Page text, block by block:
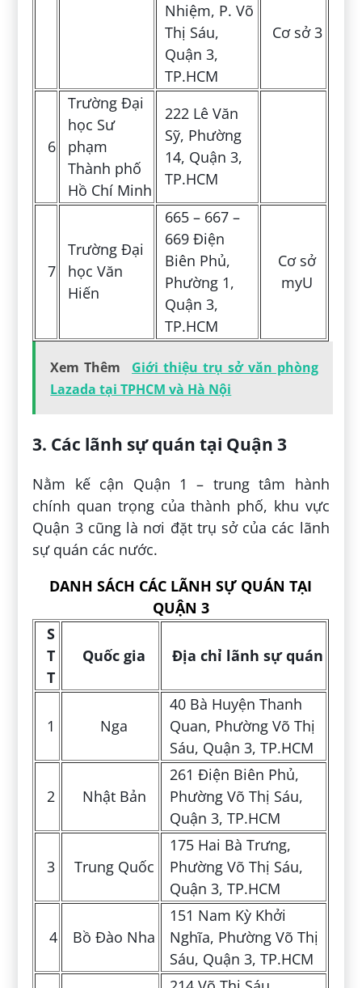
Nhiệm, P. Võ
Thị Sáu,
Quận 3,
TP.HCM
Cơ sở 3
6
Trường Đại
học Sư
phạm
Thành phố
Hồ Chí Minh
222 Lê Văn
Sỹ, Phường
14, Quận 3,
TP.HCM
7
Trường Đại
học Văn
Hiến
665 – 667 –
669 Điện
Biên Phủ,
Phường 1,
Quận 3,
TP.HCM
Cơ sở
myU
Xem Thêm
Giới thiệu trụ sở văn phòng
Lazada tại TPHCM và Hà Nội
3. Các lãnh sự quán tại Quận 3
Nằm kế cận Quận 1 – trung tâm hành
chính quan trọng của thành phố, khu vực
Quận 3 cũng là nơi đặt trụ sở của các lãnh
sự quán các nước.
DANH SÁCH CÁC LÃNH SỰ QUÁN TẠI
QUẬN 3
S
T
T
Quốc gia Địa chỉ lãnh sự quán
1 Nga
40 Bà Huyện Thanh
Quan, Phường Võ Thị
Sáu, Quận 3, TP.HCM
2 Nhật Bản
261 Điện Biên Phủ,
Phường Võ Thị Sáu,
Quận 3, TP.HCM
3 Trung Quốc
175 Hai Bà Trưng,
Phường Võ Thị Sáu,
Quận 3, TP.HCM
4 Bồ Đào Nha
151 Nam Kỳ Khởi
Nghĩa, Phường Võ Thị
Sáu, Quận 3, TP.HCM